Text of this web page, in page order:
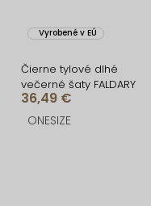
Vyrobené v EÚ
Čierne tylové dlhé
večerné šaty FALDARY
36,49 €
ONESIZE